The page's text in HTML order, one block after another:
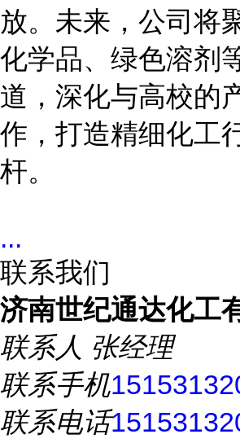
放。未来，公司将
化学品、绿色溶剂
道，深化与高校的
作，打造精细化工
杆。
...
联系我们
济南世纪通达化工
联系人 张经理
联系手机
联系电话